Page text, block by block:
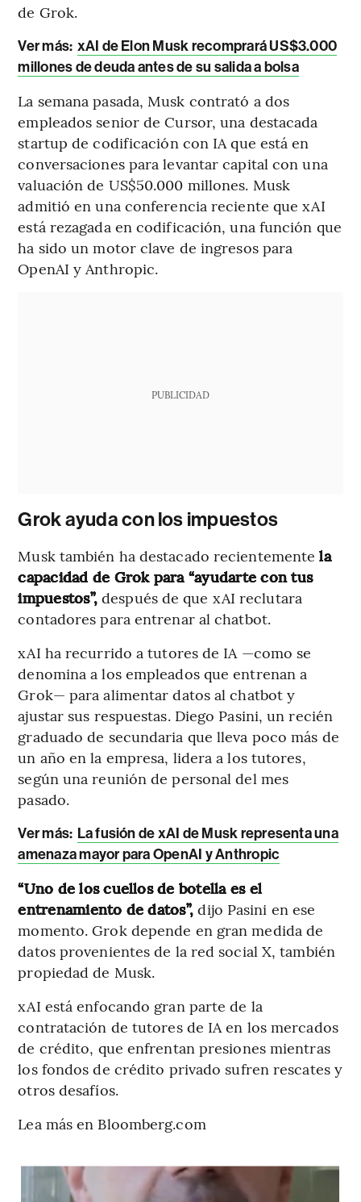
de Grok.
Ver más: xAI de Elon Musk recomprará US$3.000
millones de deuda antes de su salida a bolsa
La semana pasada, Musk contrató a dos
empleados senior de Cursor, una destacada
startup de codificación con IA que está en
conversaciones para levantar capital con una
valuación de US$50.000 millones. Musk
admitió en una conferencia reciente que xAI
está rezagada en codificación, una función que
ha sido un motor clave de ingresos para
OpenAI y Anthropic.
PUBLICIDAD
Grok ayuda con los impuestos
Musk también ha destacado recientementela
capacidad de Grok para “ayudarte con tus
impuestos”, después de que xAI reclutara
contadores para entrenar al chatbot.
xAI ha recurrido a tutores de IA —como se
denomina a los empleados que entrenan a
Grok— para alimentar datos al chatbot y
ajustar sus respuestas. Diego Pasini, un recién
graduado de secundaria que lleva poco más de
un año en la empresa, lidera a los tutores,
según una reunión de personal del mes
pasado.
Ver más: La fusión de xAI de Musk representa una
amenaza mayor para OpenAI y Anthropic
“Uno de los cuellos de botella es el
entrenamiento de datos”,dijo Pasini en ese
momento. Grok depende en gran medida de
datos provenientes de la red social X, también
propiedad de Musk.
xAI está enfocando gran parte de la
contratación de tutores de IA en los mercados
de crédito, que enfrentan presiones mientras
los fondos de crédito privado sufren rescates y
otros desafíos.
Lea más en Bloomberg.com